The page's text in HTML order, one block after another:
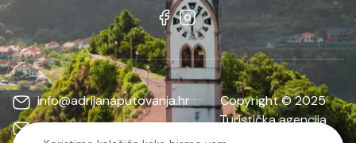
info@adrijanaputovanja.hr
d.matkovic@adrijanaputovanja.hr
Copyright © 2025
Turistička agencija
ADRIJANA | Sva prava